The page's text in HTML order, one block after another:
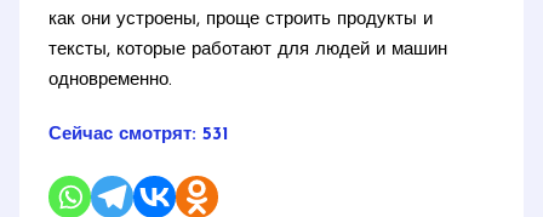
как они устроены, проще строить продукты и
тексты, которые работают для людей и машин
одновременно.
Сейчас смотрят: 531